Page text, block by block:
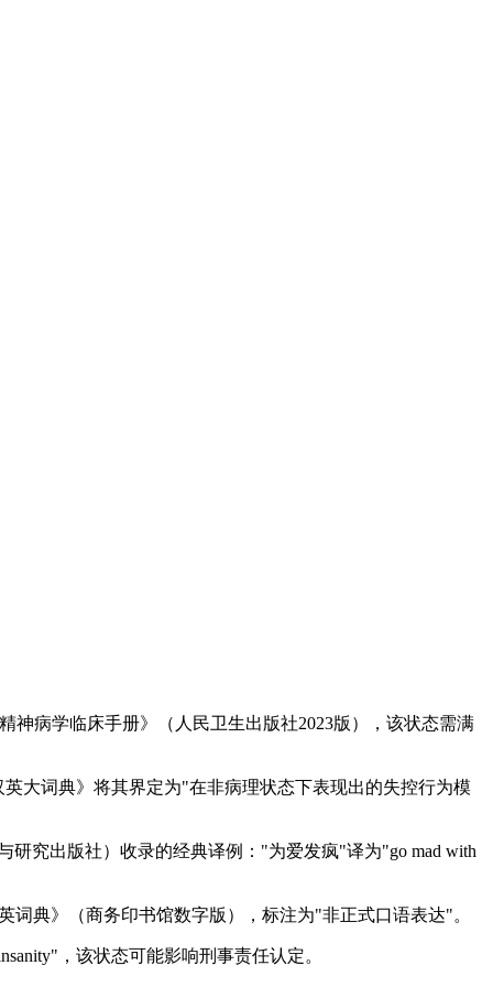
神病学临床手册》（人民卫生出版社2023版），该状态需满
大词典》将其界定为"在非病理状态下表现出的失控行为模
究出版社）收录的经典译例："为爱发疯"译为"go mad with
典》（商务印书馆数字版），标注为"非正式口语表达"。
，该状态可能影响刑事责任认定。